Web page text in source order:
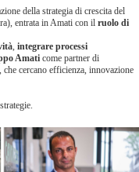
della strategia di crescita del
entrata in Amati con il ruolo di
, integrare processi
Amati come partner di
cercano efficienza, innovazione